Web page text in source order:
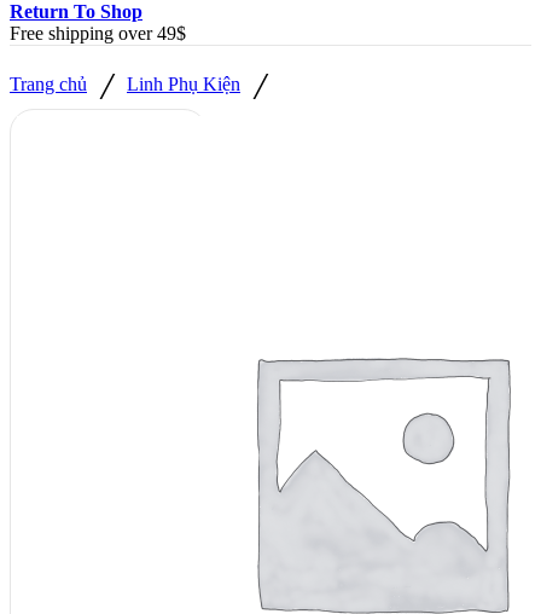
Return To Shop
Free shipping over 49$
Trang chủ / Linh Phụ Kiện /